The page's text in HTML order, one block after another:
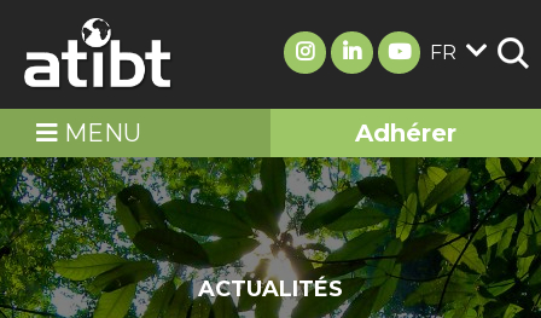
FR
MENU Adhérer
ACTUALITÉS